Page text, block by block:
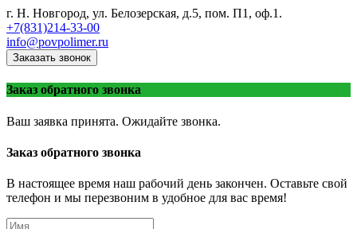
г. Н. Новгород, ул. Белозерская, д.5, пом. П1, оф.1.
+7(831)214-33-00
info@povpolimer.ru
Заказать звонок
Заказ обратного звонка
Ваш заявка принята. Ожидайте звонка.
Заказ обратного звонка
В настоящее время наш рабочий день закончен. Оставьте свой
телефон и мы перезвоним в удобное для вас время!